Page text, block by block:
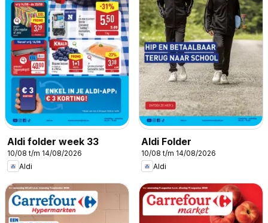
Aldi folder week 33
10/08 t/m 14/08/2026
Aldi
Aldi Folder
10/08 t/m 14/08/2026
Aldi